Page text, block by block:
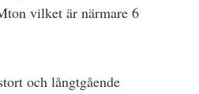
vilket är närmare 6
och långtgående